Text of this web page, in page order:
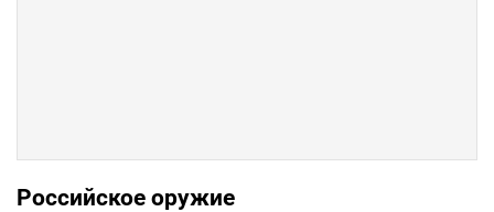
Российское оружие